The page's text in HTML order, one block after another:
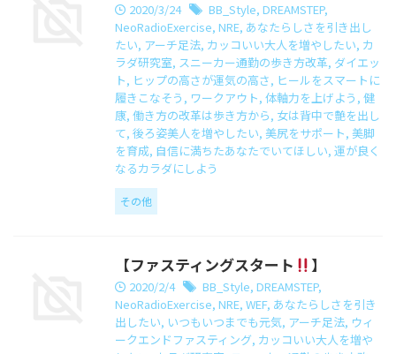
2020/3/24 BB_Style, DREAMSTEP,
NeoRadioExercise, NRE, あなたらしさを引き出し
たい, アーチ足法, カッコいい大人を増やしたい, カ
ラダ研究室, スニーカー通勤の歩き方改革, ダイエッ
ト, ヒップの高さが運気の高さ, ヒールをスマートに
履きこなそう , ワークアウト, 体軸力を上げよう , 健
康, 働き方の改革は歩き方から, 女は背中で艶を出し
て, 後ろ姿美人を増やしたい, 美尻をサポート, 美脚
を育成, 自信に満ちたあなたでいてほしい, 運が良く
なるカラダにしよう
その他
【ファスティングスタート 】
2020/2/4 BB_Style, DREAMSTEP,
NeoRadioExercise, NRE, WEF, あなたらしさを引き
出したい, いつもいつまでも元気, アーチ足法, ウィ
ークエンドファスティング, カッコいい大人を増や